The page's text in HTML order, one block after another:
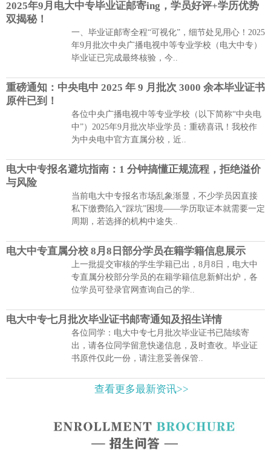
2025年9月电大中专毕业证邮寄ing，学员好评+学历优势
双揭秘！
一、毕业证邮寄全程“可视化”，细节处见用心！2025
年9月批次中央广播电视中等专业学校（电大中专）
毕业证已完成最终核验，今..
重磅通知：中央电中 2025 年 9 月批次 3000 余本毕业证书
原件已到！
各位中央广播电视中等专业学校（以下简称“中央电
中”）2025年9月批次毕业学员：重磅喜讯！我校作
为中央电中官方直属分校，近..
电大中专报名避坑指南：1 分钟搞懂正规流程，拒绝溢价
与风险
当前电大中专报名市场乱象渐显，不少学员因直接
私下缴费陷入“踩坑”困境——学历取证本就需要一定
周期，若选择的机构中途失..
电大中专直属分校 8月8日部分学员在籍学籍信息展示
上一批提交审核的学生学籍已出，8月8日，电大中
专直属分校部分学员的在籍学籍信息新鲜出炉，各
位学员可登录官网查询自己的学..
电大中专七月批次毕业证书邮寄通知及招生详情
各位同学：电大中专七月批次毕业证书已陆续寄
出，请各位同学留意快递信息，及时查收。毕业证
书原件仅此一份，请注意妥善保管..
查看更多最新资讯>>